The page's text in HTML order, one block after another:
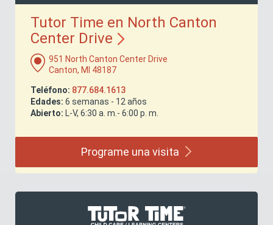
Tutor Time en North Canton
Center Drive
951 North Canton Center Drive
Canton, MI 48187
Teléfono: 877.684.1613
Edades: 6 semanas - 12 años
Abierto: L-V, 6:30 a. m.- 6:00 p. m.
Programe una visita